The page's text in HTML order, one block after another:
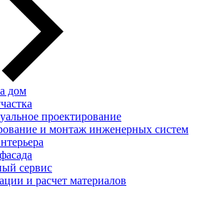
дом
проектирование
и монтаж инженерных систем
сервис
и расчет материалов